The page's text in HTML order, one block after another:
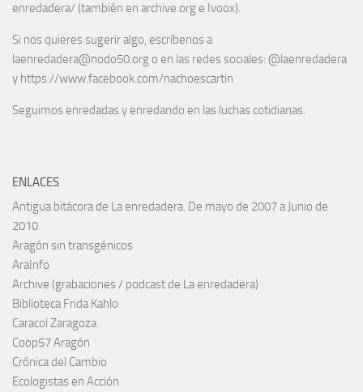
enredadera/ (también en archive.org e Ivoox).
Si nos quieres sugerir algo, escríbenos a
laenredadera@nodo50.org o en las redes sociales: @laenredadera
y https://www.facebook.com/nachoescartin
Seguimos enredadas y enredando en las luchas cotidianas.
ENLACES
Antigua bitácora de La enredadera. De mayo de 2007 a Junio de
2010
Aragón sin transgénicos
AraInfo
Archive (grabaciones / podcast de La enredadera)
Biblioteca Frida Kahlo
Caracol Zaragoza
Coop57 Aragón
Crónica del Cambio
Ecologistas en Acción